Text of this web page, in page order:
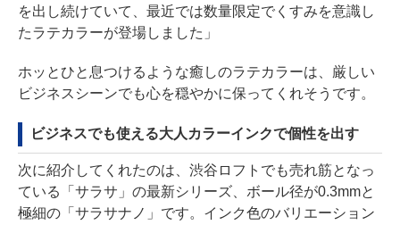
を出し続けていて、最近では数量限定でくすみを意識し
たラテカラーが登場しました」
ホッとひと息つけるような癒しのラテカラーは、厳しい
ビジネスシーンでも心を穏やかに保ってくれそうです。
ビジネスでも使える大人カラーインクで個性を出す
次に紹介してくれたのは、渋谷ロフトでも売れ筋となっ
ている「サラサ」の最新シリーズ、ボール径が0.3mmと
極細の「サラサナノ」です。インク色のバリエーション